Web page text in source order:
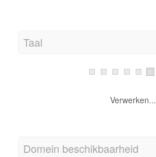
Taal
Verwerken...
Domein beschikbaarheid